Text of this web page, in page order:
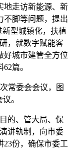
地走访新能源、新
不脚等问题，提出
新型城镇化，扶植
，就数字赋能客
好城市建管全方位
篇。
常委会会议，图
。
的、管大局、保
讲轨制，向市委
23份，确保市委工